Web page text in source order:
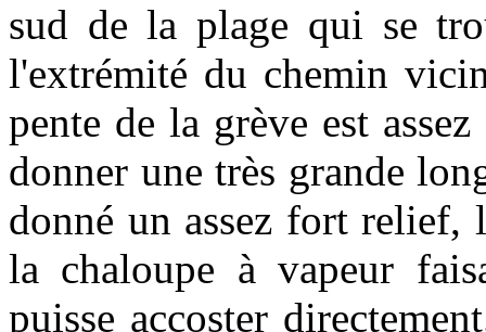
sud de la plage qui se
l'extrémité du chemin
pente de la grève est
donner une très grande
donné un assez fort
la chaloupe à vapeur
puisse accoster